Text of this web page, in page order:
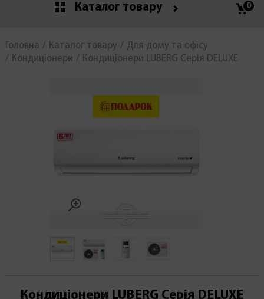
Каталог товару 0
Головна Каталог товару
Для дому та офісу
Кондиціонери
Кондиціонери LUBERG Серія DELUXE
Кондиціонери LUBERG Серія DELUXE